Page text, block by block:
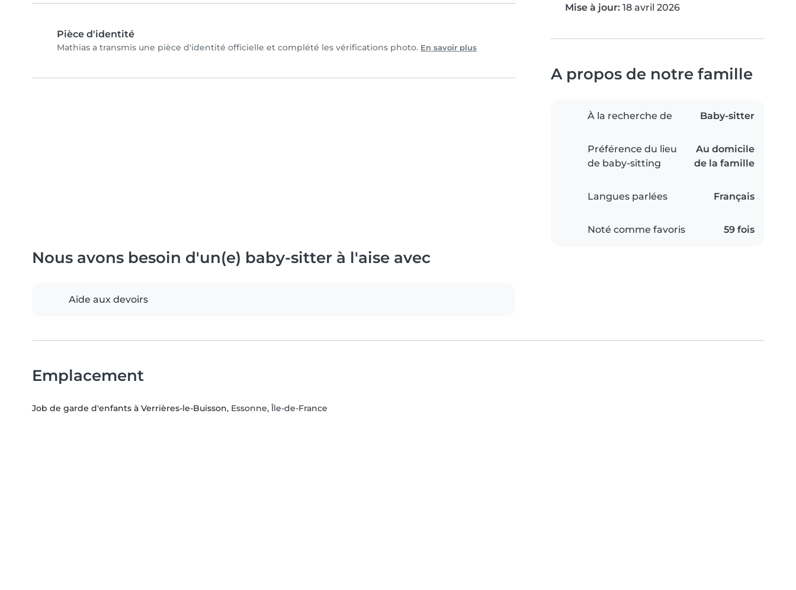
Pièce d'identité
Mathias a transmis une pièce d'identité officielle et complété les vérifications photo. En savoir plus
Mise à jour: 18 avril 2026
A propos de notre famille
À la recherche de Baby-sitter
Préférence du lieu
de baby-sitting
Au domicile
de la famille
Langues parlées Français
Noté comme favoris 59 fois
Nous avons besoin d'un(e) baby-sitter à l'aise avec
Aide aux devoirs
Emplacement
Job de garde d'enfants à Verrières-le-Buisson, Essonne, Île-de-France